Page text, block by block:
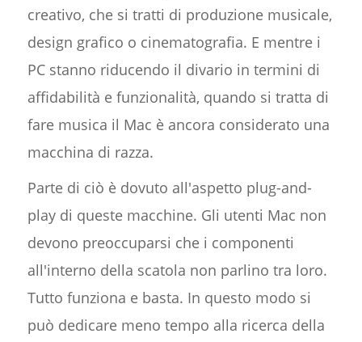
creativo, che si tratti di produzione musicale,
design grafico o cinematografia. E mentre i
PC stanno riducendo il divario in termini di
affidabilità e funzionalità, quando si tratta di
fare musica il Mac è ancora considerato una
macchina di razza.
Parte di ciò è dovuto all'aspetto plug-and-
play di queste macchine. Gli utenti Mac non
devono preoccuparsi che i componenti
all'interno della scatola non parlino tra loro.
Tutto funziona e basta. In questo modo si
può dedicare meno tempo alla ricerca della